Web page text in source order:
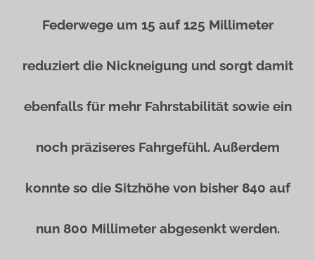
Federwege um 15 auf 125 Millimeter
reduziert die Nickneigung und sorgt damit
ebenfalls für mehr Fahrstabilität sowie ein
noch präziseres Fahrgefühl. Außerdem
konnte so die Sitzhöhe von bisher 840 auf
nun 800 Millimeter abgesenkt werden.